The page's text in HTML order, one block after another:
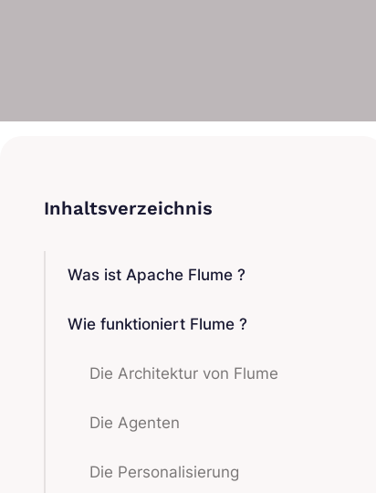
Was ist Apache Flume ?
Wie funktioniert Flume ?
Die Architektur von Flume
Die Agenten
Die Personalisierung